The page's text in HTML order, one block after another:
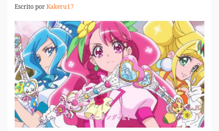
Escrito porKakeru17